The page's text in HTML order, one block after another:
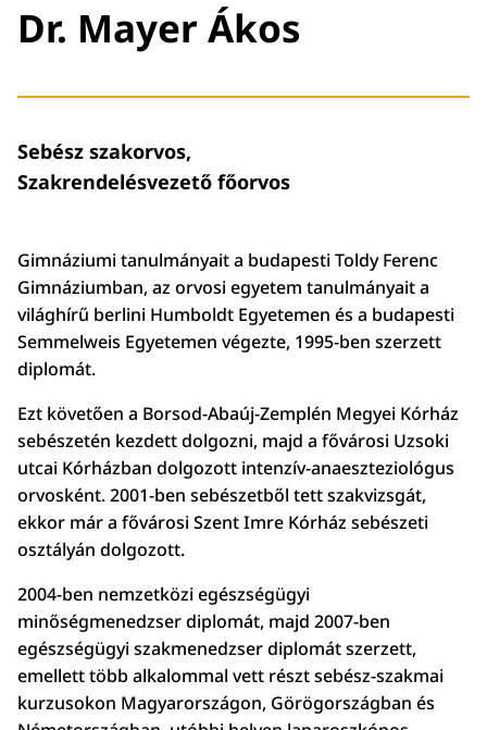
Dr. Mayer Ákos
Sebész szakorvos,
Szakrendelésvezető főorvos
Gimnáziumi tanulmányait a budapesti Toldy Ferenc
Gimnáziumban, az orvosi egyetem tanulmányait a
világhírű berlini Humboldt Egyetemen és a budapesti
Semmelweis Egyetemen végezte, 1995-ben szerzett
diplomát.
Ezt követően a Borsod-Abaúj-Zemplén Megyei Kórház
sebészetén kezdett dolgozni, majd a fővárosi Uzsoki
utcai Kórházban dolgozott intenzív-anaeszteziológus
orvosként. 2001-ben sebészetből tett szakvizsgát,
ekkor már a fővárosi Szent Imre Kórház sebészeti
osztályán dolgozott.
2004-ben nemzetközi egészségügyi
minőségmenedzser diplomát, majd 2007-ben
egészségügyi szakmenedzser diplomát szerzett,
emellett több alkalommal vett részt sebész-szakmai
kurzusokon Magyarországon, Görögországban és